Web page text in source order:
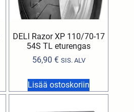
DELI Razor XP 110/70-17
54S TL eturengas
56,90 € SIS. ALV
Lisää ostoskoriin